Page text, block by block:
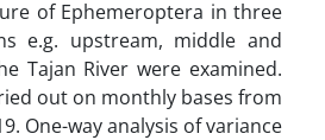
of Ephemeroptera in three
e.g. upstream, middle and
Tajan River were examined.
out on monthly bases from
One-way analysis of variance